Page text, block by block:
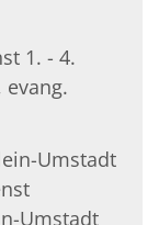
1. - 4.
evang.
Umstadt
Umstadt